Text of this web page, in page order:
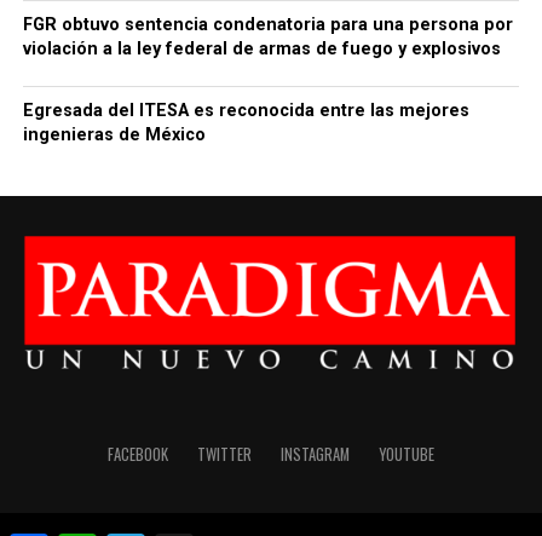
FGR obtuvo sentencia condenatoria para una persona por
violación a la ley federal de armas de fuego y explosivos
Egresada del ITESA es reconocida entre las mejores
ingenieras de México
FACEBOOK TWITTER INSTAGRAM YOUTUBE